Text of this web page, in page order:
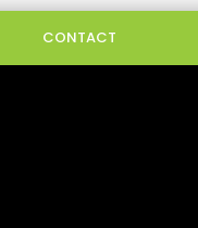
CONTACT